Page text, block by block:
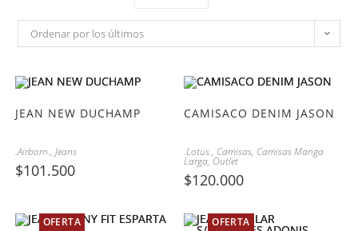
Ordenar por los últimos
JEAN NEW DUCHAMP
.Airborn., Jeans
$101.500
CAMISACO DENIM JASON
.Lotus., Camisas, Camisas Manga
Larga, Outlet
$120.000
OFERTA OFERTA